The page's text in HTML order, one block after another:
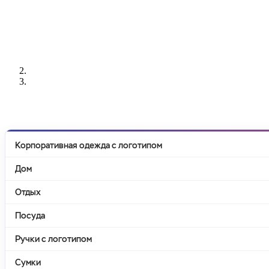
Корпоративная одежда с логотипом
Дом
Отдых
Посуда
Ручки с логотипом
Сумки